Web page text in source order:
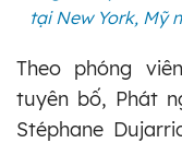
tại New York, Mỹ
Theo phóng
tuyên bố, Phát
Stéphane